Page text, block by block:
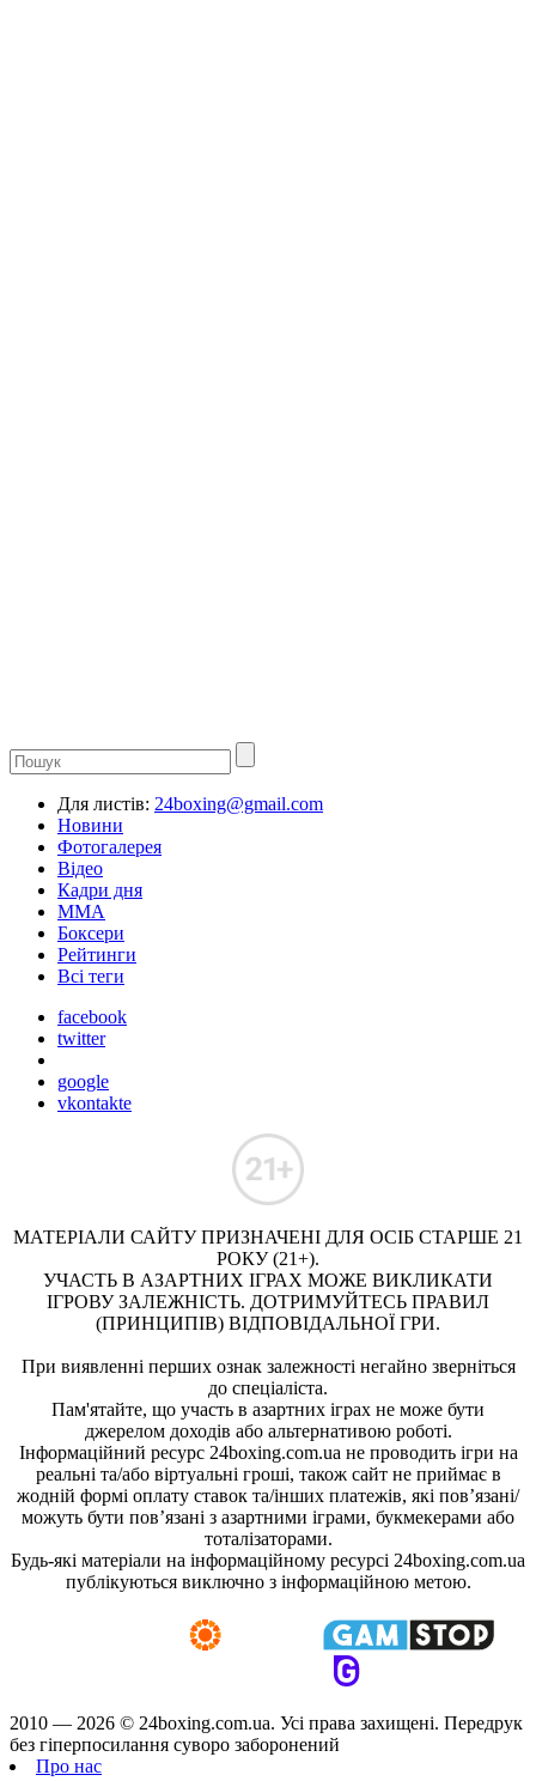
Для листів: 24boxing@gmail.com
Новини
Фотогалерея
Відео
Кадри дня
ММА
Боксери
Рейтинги
Всі теги
facebook
twitter
google
vkontakte
МАТЕРІАЛИ САЙТУ ПРИЗНАЧЕНІ ДЛЯ ОСІБ СТАРШЕ 21
РОКУ (21+).
УЧАСТЬ В АЗАРТНИХ ІГРАХ МОЖЕ ВИКЛИКАТИ
ІГРОВУ ЗАЛЕЖНІСТЬ. ДОТРИМУЙТЕСЬ ПРАВИЛ
(ПРИНЦИПІВ) ВІДПОВІДАЛЬНОЇ ГРИ.
При виявленні перших ознак залежності негайно зверніться
до спеціаліста.
Пам'ятайте, що участь в азартних іграх не може бути
джерелом доходів або альтернативою роботі.
Інформаційний ресурс 24boxing.com.ua не проводить ігри на
реальні та/або віртуальні гроші, також сайт не приймає в
жодній формі оплату ставок та/інших платежів, які пов’язані/
можуть бути пов’язані з азартними іграми, букмекерами або
тоталізаторами.
Будь-які матеріали на інформаційному ресурсі 24boxing.com.ua
публікуються виключно з інформаційною метою.
2010 — 2026 © 24boxing.com.ua. Усi права захищенi. Передрук
без гіперпосилання суворо заборонений
Про нас